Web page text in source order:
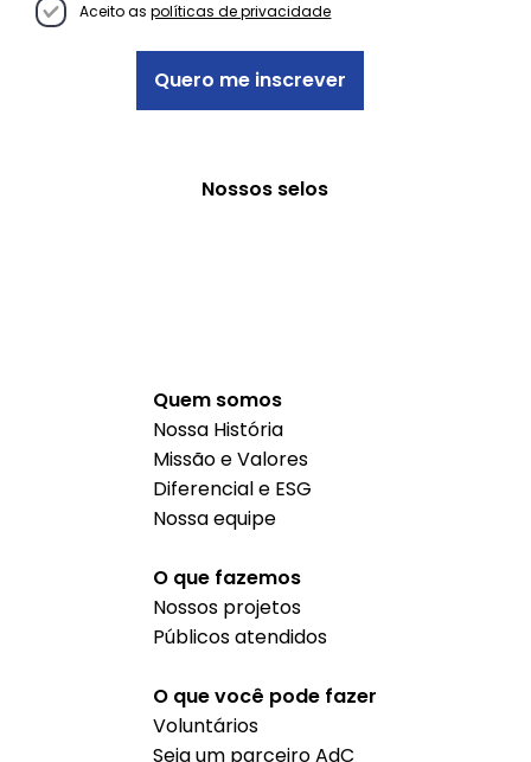
Quem somos
Nossa História
Missão e Valores
Diferencial e ESG
Nossa equipe
O que fazemos
Nossos projetos
Públicos atendidos
O que você pode fazer
Voluntários
Seja um parceiro AdC
Aceito as políticas de privacidade
Quero me inscrever
Nossos selos